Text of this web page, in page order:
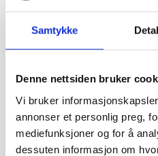
Samtykke
Denne nettsiden bruker
Vi bruker
annonser et personlig preg,
mediefunksjoner og for å
dessuten informasjon om
Relaterte produkter